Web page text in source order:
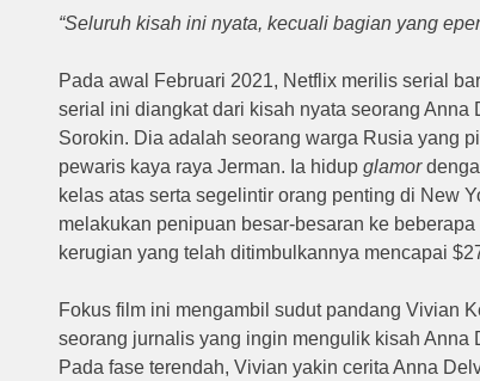
“Seluruh kisah ini nyata, kecuali bagian yang
Pada awal Februari 2021, Netflix merilis serial
serial ini diangkat dari kisah nyata seorang Anna
Sorokin. Dia adalah seorang warga Rusia yang
pewaris kaya raya Jerman. Ia hidup glamor
kelas atas serta segelintir orang penting di New
melakukan penipuan besar-besaran ke
kerugian yang telah ditimbulkannya mencapai
Fokus film ini mengambil sudut pandang Vivian
seorang jurnalis yang ingin mengulik kisah Anna
Pada fase terendah, Vivian yakin cerita Anna